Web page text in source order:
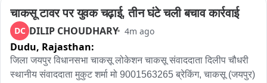
दसवीं के छात्र नहीं कर पाए पहली-दूसरी कक्षा स्तर के गणित के सवाल。
प्रधानाचार्य को गणित और अंग्रेजी विषय में विशेष सुधार के निर्देश。
चाकसू टावर पर युवक चढ़ाई, तीन घंटे चली बचाव कार्रवाई
DC DILIP CHOUDHARY 4m ago
Dudu, Rajasthan:
जिला जयपुर विधानसभा चाकसू लोकेशन चाकसू संवाददाता दिलीप चौधरी
स्थानीय संवाददाता मुकुट शर्मा मो 9001563265 ब्रेकिंग, चाकसू (जयपुर)